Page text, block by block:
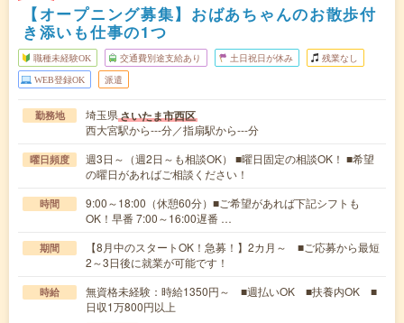
【オープニング募集】おばあちゃんのお散歩付
き添いも仕事の1つ
職種未経験OK 交通費別途支給あり 土日祝日が休み 残業なし
WEB登録OK 派遣
勤務地 埼玉県さいたま市西区
西大宮駅から---分／指扇駅から---分
曜日頻度
週3日～（週2日～も相談OK） ■曜日固定の相談OK！ ■希望
の曜日があればご相談ください！
時間
9:00～18:00（休憩60分）■ご希望があれば下記シフトも
OK！早番 7:00～16:00遅番 …
期間
【8月中のスタートOK！急募！】2カ月～ ■ご応募から最短
2～3日後に就業が可能です！
時給
無資格未経験：時給1350円～ ■週払いOK ■扶養内OK ■
日収1万800円以上